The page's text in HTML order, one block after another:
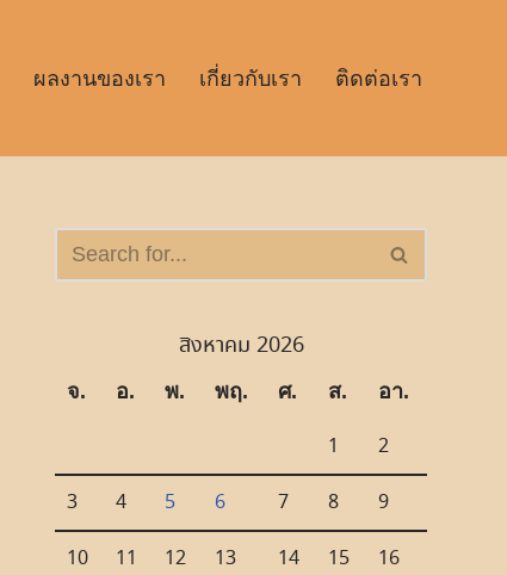
ผลงานของเรา เกี่ยวกับเรา ติดต่อเรา
สิงหาคม 2026
จ. อ. พ. พฤ. ศ. ส. อา.
1 2
3 4 5 6 7 8 9
10 11 12 13 14 15 16